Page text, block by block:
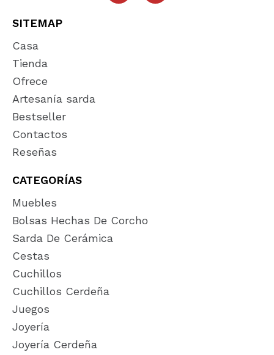
SITEMAP
Casa
Tienda
Ofrece
Artesanía sarda
Bestseller
Contactos
Reseñas
CATEGORÍAS
Muebles
Bolsas Hechas De Corcho
Sarda De Cerámica
Cestas
Cuchillos
Cuchillos Cerdeña
Juegos
Joyería
Joyería Cerdeña